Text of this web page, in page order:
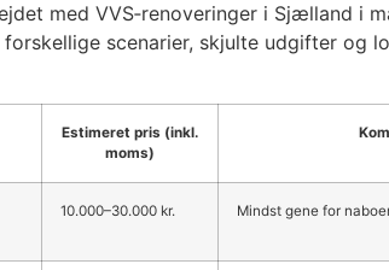
med VVS‑renoveringer i Sjælland i
scenarier, skjulte udgifter og
Estimeret pris (inkl.
moms)
10.000–30.000 kr. Mindst gene for